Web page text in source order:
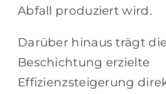
Abfall produziert wird.
Darüber hinaus trägt
Beschichtung erzielte
Effizienzsteigerung